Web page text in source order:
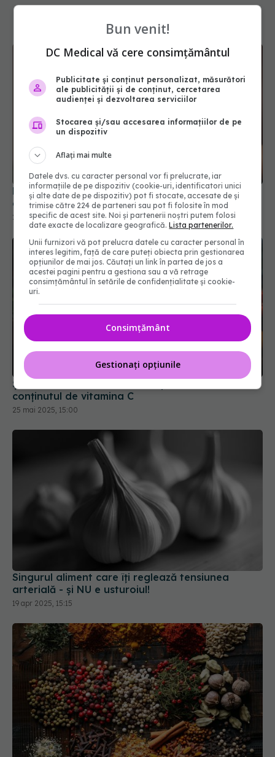
Băutura delicioasă care poate reduce
colesterolul rău datorită proprietăților sale
23 mar 2025, 17:00
Șase fructe care surclasează portocala la
conținutul de vitamina C
25 mai 2025, 15:00
Singurul aliment care îți reglează tensiunea
Consumul de cuișoare, beneficii. 11 motive pentru
care să le incluzi în dieta zilnică
09 feb 2025, 14:04
Bun venit!
DC Medical vă cere consimțământul
Publicitate și conținut personalizat, măsurători
ale publicității și de conținut, cercetarea
audienței și dezvoltarea serviciilor
Stocarea și/sau accesarea informațiilor de pe
un dispozitiv
Aflați mai multe
Datele dvs. cu caracter personal vor fi prelucrate, iar
informațiile de pe dispozitiv (cookie-uri, identificatori unici
și alte date de pe dispozitiv) pot fi stocate, accesate de și
trimise către 224 de parteneri sau pot fi folosite în mod
specific de acest site. Noi și partenerii noștri putem folosi
date exacte de localizare geografică.Lista partenerilor.
Unii furnizori vă pot prelucra datele cu caracter personal în
interes legitim, față de care puteți obiecta prin gestionarea
opțiunilor de mai jos. Căutați un link în partea de jos a
acestei pagini pentru a gestiona sau a vă retrage
consimțământul în setările de confidențialitate și cookie-
uri.
Consimțământ
Gestionați opțiunile